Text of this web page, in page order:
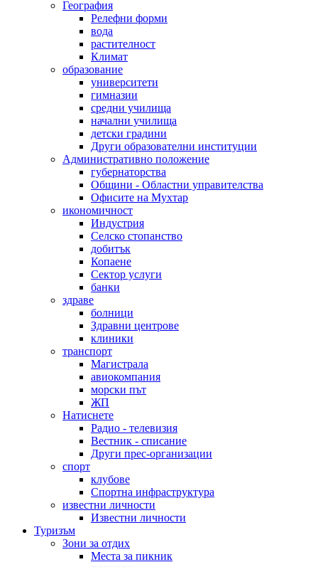
География
Релефни форми
вода
растителност
Климат
образование
университети
гимназии
средни училища
начални училища
детски градини
Други образователни институции
Административно положение
губернаторства
Общини - Областни управителства
Офисите на Мухтар
икономичност
Индустрия
Селско стопанство
добитък
Копаене
Сектор услуги
банки
здраве
болници
Здравни центрове
клиники
транспорт
Магистрала
авиокомпания
морски път
ЖП
Натиснете
Радио - телевизия
Вестник - списание
Други прес-организации
спорт
клубове
Спортна инфраструктура
известни личности
Известни личности
Туризъм
Зони за отдих
Места за пикник